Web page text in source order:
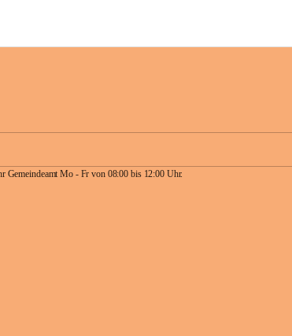
Gemeindeamt Mo - Fr von 08:00 bis 12:00 Uhr.